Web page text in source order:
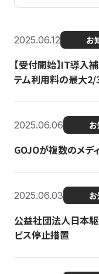
2025.06.12 お
【受付開始】IT導入
テム利用料の最大2/
2025.06.06
GOJOが複数のメデ
2025.06.03
公益社団法人日本
ビス停止措置